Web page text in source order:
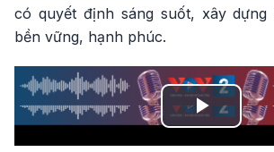
có quyết định sáng suốt, xây
bền vững, hạnh phúc.
Play